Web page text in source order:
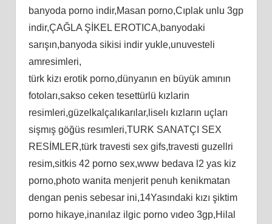
banyoda porno indir,Masan porno,Cıplak unlu 3gp
indir,ÇAĞLA ŞİKEL EROTICA,banyodaki
sarışın,banyoda sikisi indir yukle,unuvesteli
amresimleri,
türk kizı erotik porno,dünyanın en büyük amının
fotoları,sakso ceken tesettürlü kızlarin
resimleri,güzelkalçalıkarılar,liselı kızların uçları
sişmış göğüs resımleri,TURK SANATÇI SEX
RESİMLER,türk travesti sex gifs,travesti guzellri
resim,sitkis 42 porno sex,www bedava l2 yas kiz
porno,photo wanita menjerit penuh kenikmatan
dengan penis sebesar ini,14Yasındaki kızı şiktim
porno hikaye,inanılaz ilgic porno vıdeo 3gp,Hilal